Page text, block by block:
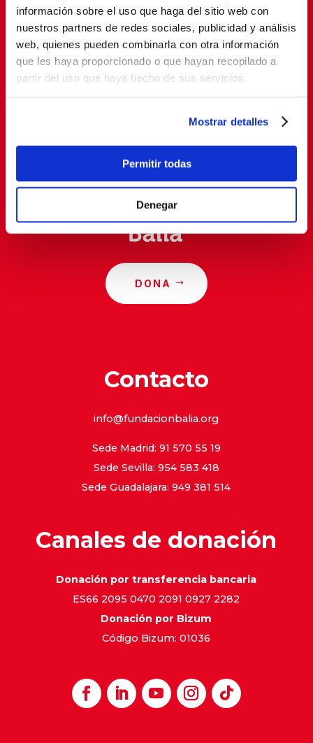
información sobre el uso que haga del sitio web con
nuestros partners de redes sociales, publicidad y análisis
web, quienes pueden combinarla con otra información
que les haya proporcionado o que hayan recopilado a
partir del uso que haya hecho de sus servicios.
Mostrar detalles
Permitir todas
Denegar
SUSCRIBETE
Al suscribirte, estás aceptando nuestra política de
privacidad.
DONA
Contacto
info@fundacionbalia.org
Sede Madrid: 91 570 55 19
Sede Sevilla: 954 583 418
Sede Guadalajara: 949 381 514
Canales de donación
Donación por transferencia bancaria
ES66 2095 0470 2091 0927 2282
Donación por Bizum
Código Bizum: 01036